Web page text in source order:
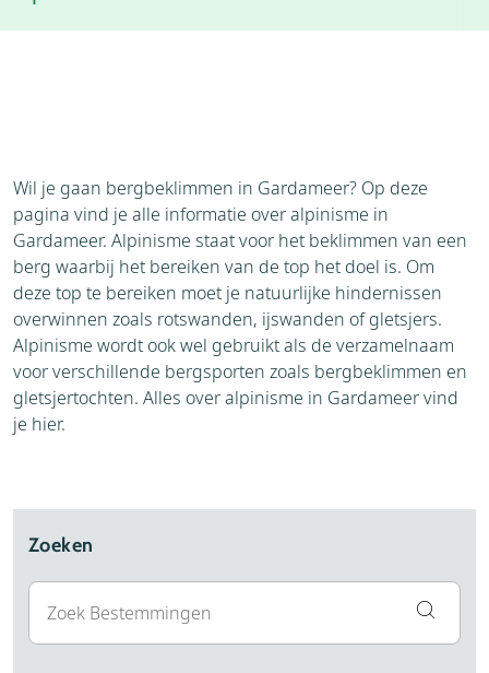
Weer
Wil je gaan bergbeklimmen in Gardameer? Op deze
pagina vind je alle informatie over alpinisme in
Gardameer. Alpinisme staat voor het beklimmen van een
berg waarbij het bereiken van de top het doel is. Om
deze top te bereiken moet je natuurlijke hindernissen
overwinnen zoals rotswanden, ijswanden of gletsjers.
Alpinisme wordt ook wel gebruikt als de verzamelnaam
voor verschillende bergsporten zoals bergbeklimmen en
gletsjertochten. Alles over alpinisme in Gardameer vind
je hier.
Zoeken